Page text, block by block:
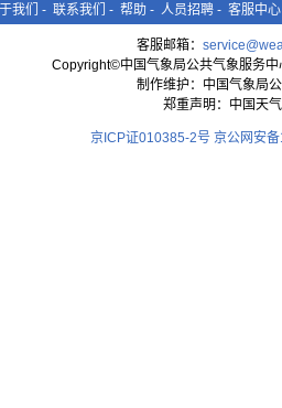
我们 - 联系我们 - 帮助 - 人员招聘 - 客服中心
客服邮箱：
Copyright©中国气象局公共气象服务
制作维护：中国气象局
郑重声明：中国天
京ICP证010385-2号 京公网安